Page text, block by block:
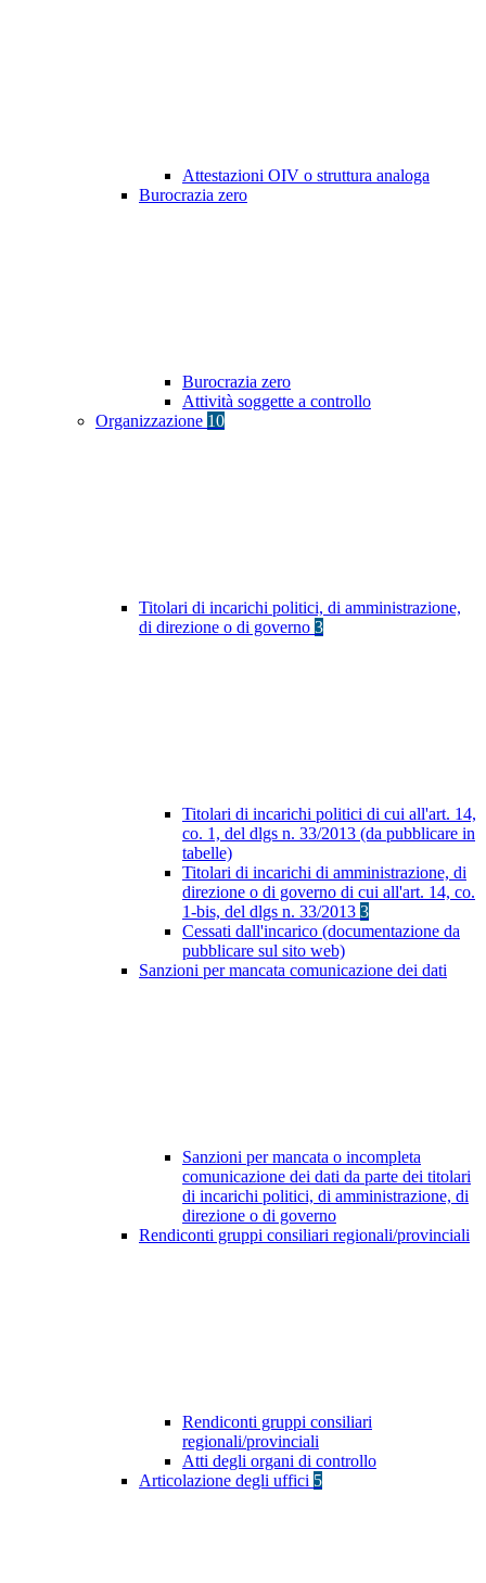
Attestazioni OIV o struttura analoga
Burocrazia zero
Burocrazia zero
Attività soggette a controllo
Organizzazione 10
Titolari di incarichi politici, di amministrazione,
di direzione o di governo 3
Titolari di incarichi politici di cui all'art. 14,
co. 1, del dlgs n. 33/2013 (da pubblicare in
tabelle)
Titolari di incarichi di amministrazione, di
direzione o di governo di cui all'art. 14, co.
1-bis, del dlgs n. 33/2013 3
Cessati dall'incarico (documentazione da
pubblicare sul sito web)
Sanzioni per mancata comunicazione dei dati
Sanzioni per mancata o incompleta
comunicazione dei dati da parte dei titolari
di incarichi politici, di amministrazione, di
direzione o di governo
Rendiconti gruppi consiliari regionali/provinciali
Rendiconti gruppi consiliari
regionali/provinciali
Atti degli organi di controllo
Articolazione degli uffici 5